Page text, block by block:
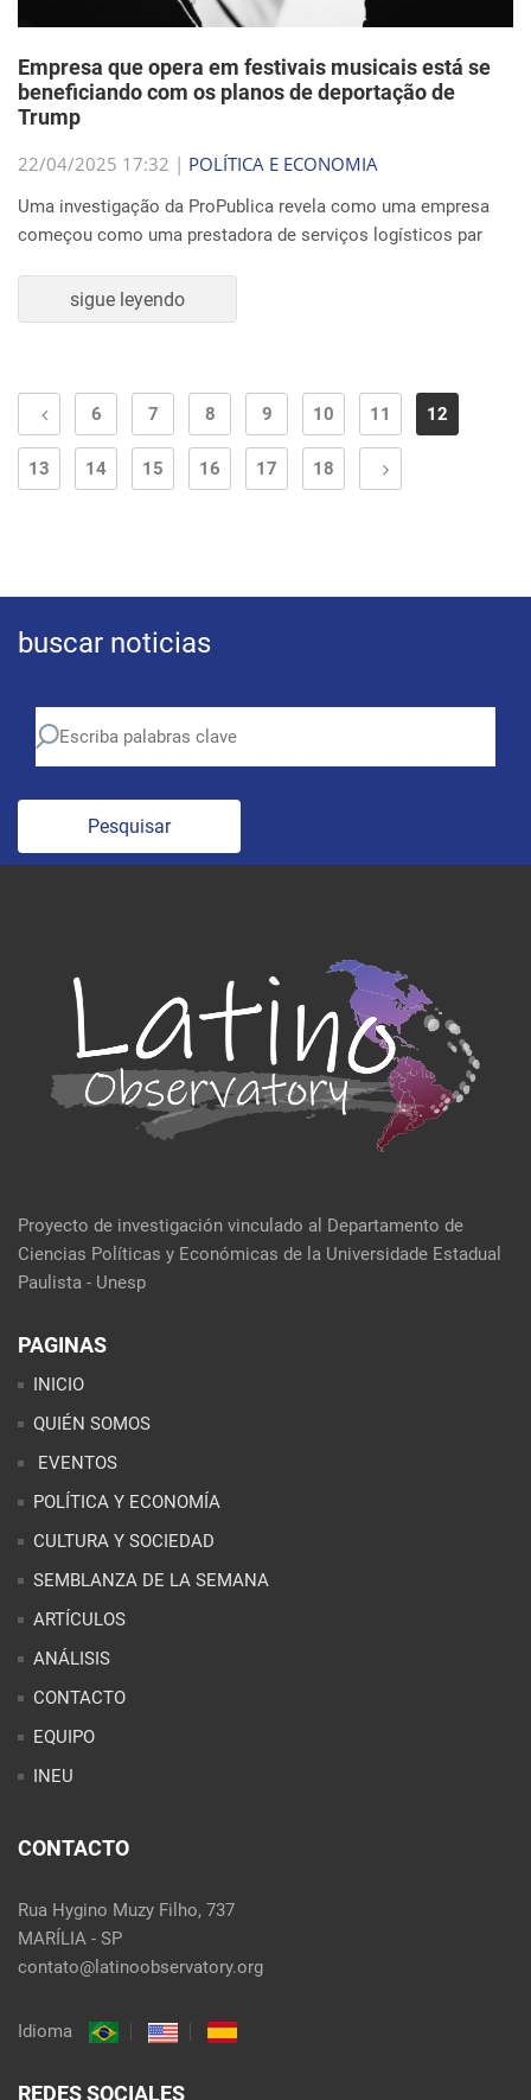
Empresa que opera em festivais musicais está se
beneficiando com os planos de deportação de
Trump
22/04/2025 17:32 | POLÍTICA E ECONOMIA
Uma investigação da ProPublica revela como uma empresa
começou como uma prestadora de serviços logísticos par
sigue leyendo
6 7 8 9 10 11 12
13 14 15 16 17 18
buscar noticias
Pesquisar
Proyecto de investigación vinculado al Departamento de
Ciencias Políticas y Económicas de la Universidade Estadual
Paulista - Unesp
PAGINAS
INICIO
QUIÉN SOMOS
EVENTOS
POLÍTICA Y ECONOMÍA
CULTURA Y SOCIEDAD
SEMBLANZA DE LA SEMANA
ARTÍCULOS
ANÁLISIS
CONTACTO
EQUIPO
INEU
CONTACTO
Rua Hygino Muzy Filho, 737
MARÍLIA - SP
contato@latinoobservatory.org
Idioma
REDES SOCIALES